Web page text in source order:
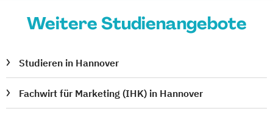
Weitere Studienangebote
Studieren in Hannover
Fachwirt für Marketing (IHK) in Hannover